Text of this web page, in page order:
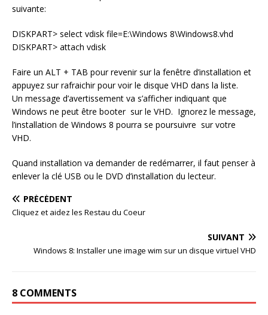
suivante:
DISKPART> select vdisk file=E:\Windows 8\Windows8.vhd
DISKPART> attach vdisk
Faire un ALT + TAB pour revenir sur la fenêtre d’installation et
appuyez sur rafraichir pour voir le disque VHD dans la liste.
Un message d’avertissement va s’afficher indiquant que
Windows ne peut être booter sur le VHD. Ignorez le message,
l’installation de Windows 8 pourra se poursuivre sur votre
VHD.
Quand installation va demander de redémarrer, il faut penser à
enlever la clé USB ou le DVD d’installation du lecteur.
PRÉCÉDENT
Cliquez et aidez les Restau du Coeur
SUIVANT
Windows 8: Installer une image wim sur un disque virtuel VHD
8 COMMENTS